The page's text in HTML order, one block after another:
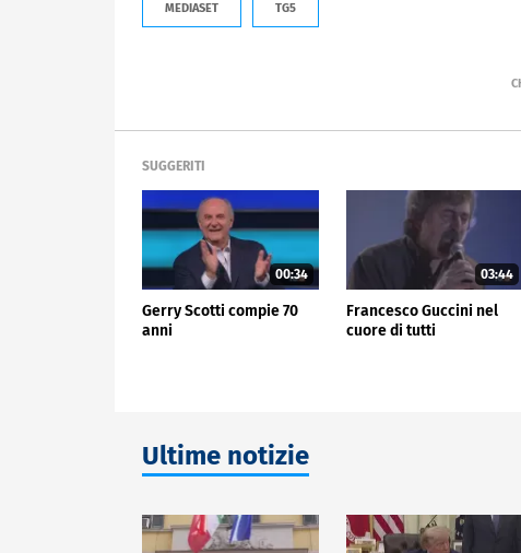
MEDIASET TG5
SUGGERITI
00:34
Gerry Scotti compie 70
anni
03:44
Francesco Guccini nel
cuore di tutti
Ultime notizie